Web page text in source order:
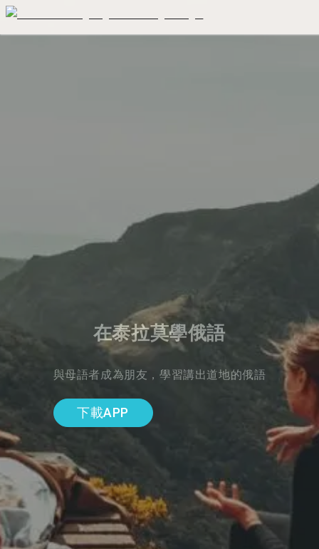
在泰拉莫學俄語
與母語者成為朋友，學習講出道地的俄語
下載APP